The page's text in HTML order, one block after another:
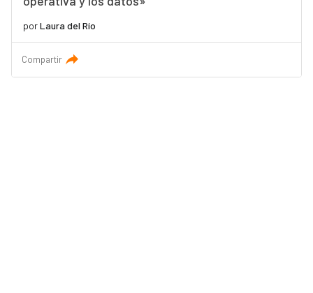
porLaura del Río
Compartir